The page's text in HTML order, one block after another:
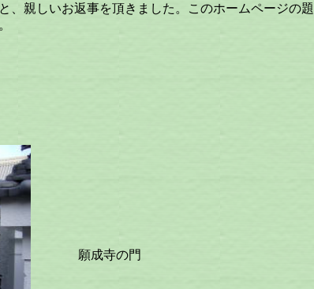
、親しいお返事を頂きました。このホームページの題
願成寺の門